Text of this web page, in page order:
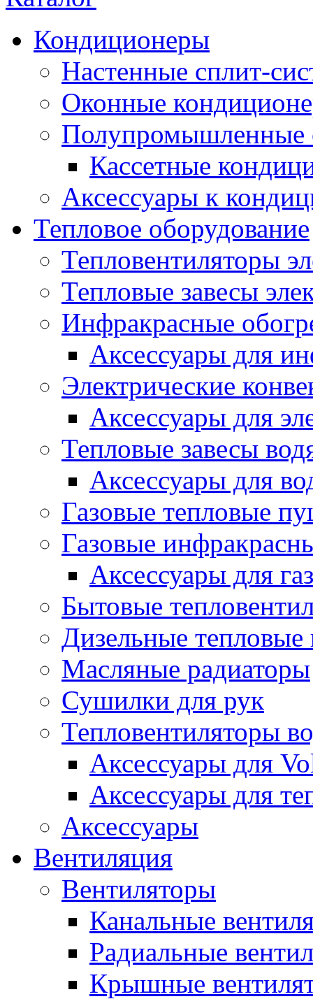
Кондиционеры
Настенные сплит-
Оконные
Полупромышленные
Кассетные
Аксессуары к
Тепловое оборудование
Тепловентиляторы
Тепловые завесы
Инфракрасные
Аксессуары для
Электрические
Аксессуары для
Тепловые завесы
Аксессуары для
Газовые тепловые
Газовые
Аксессуары для
Бытовые
Дизельные
Масляные радиаторы
Сушилки для рук
Тепловентиляторы
Аксессуары для
Аксессуары для
Аксессуары
Вентиляция
Вентиляторы
Канальные
Радиальные
Крышные